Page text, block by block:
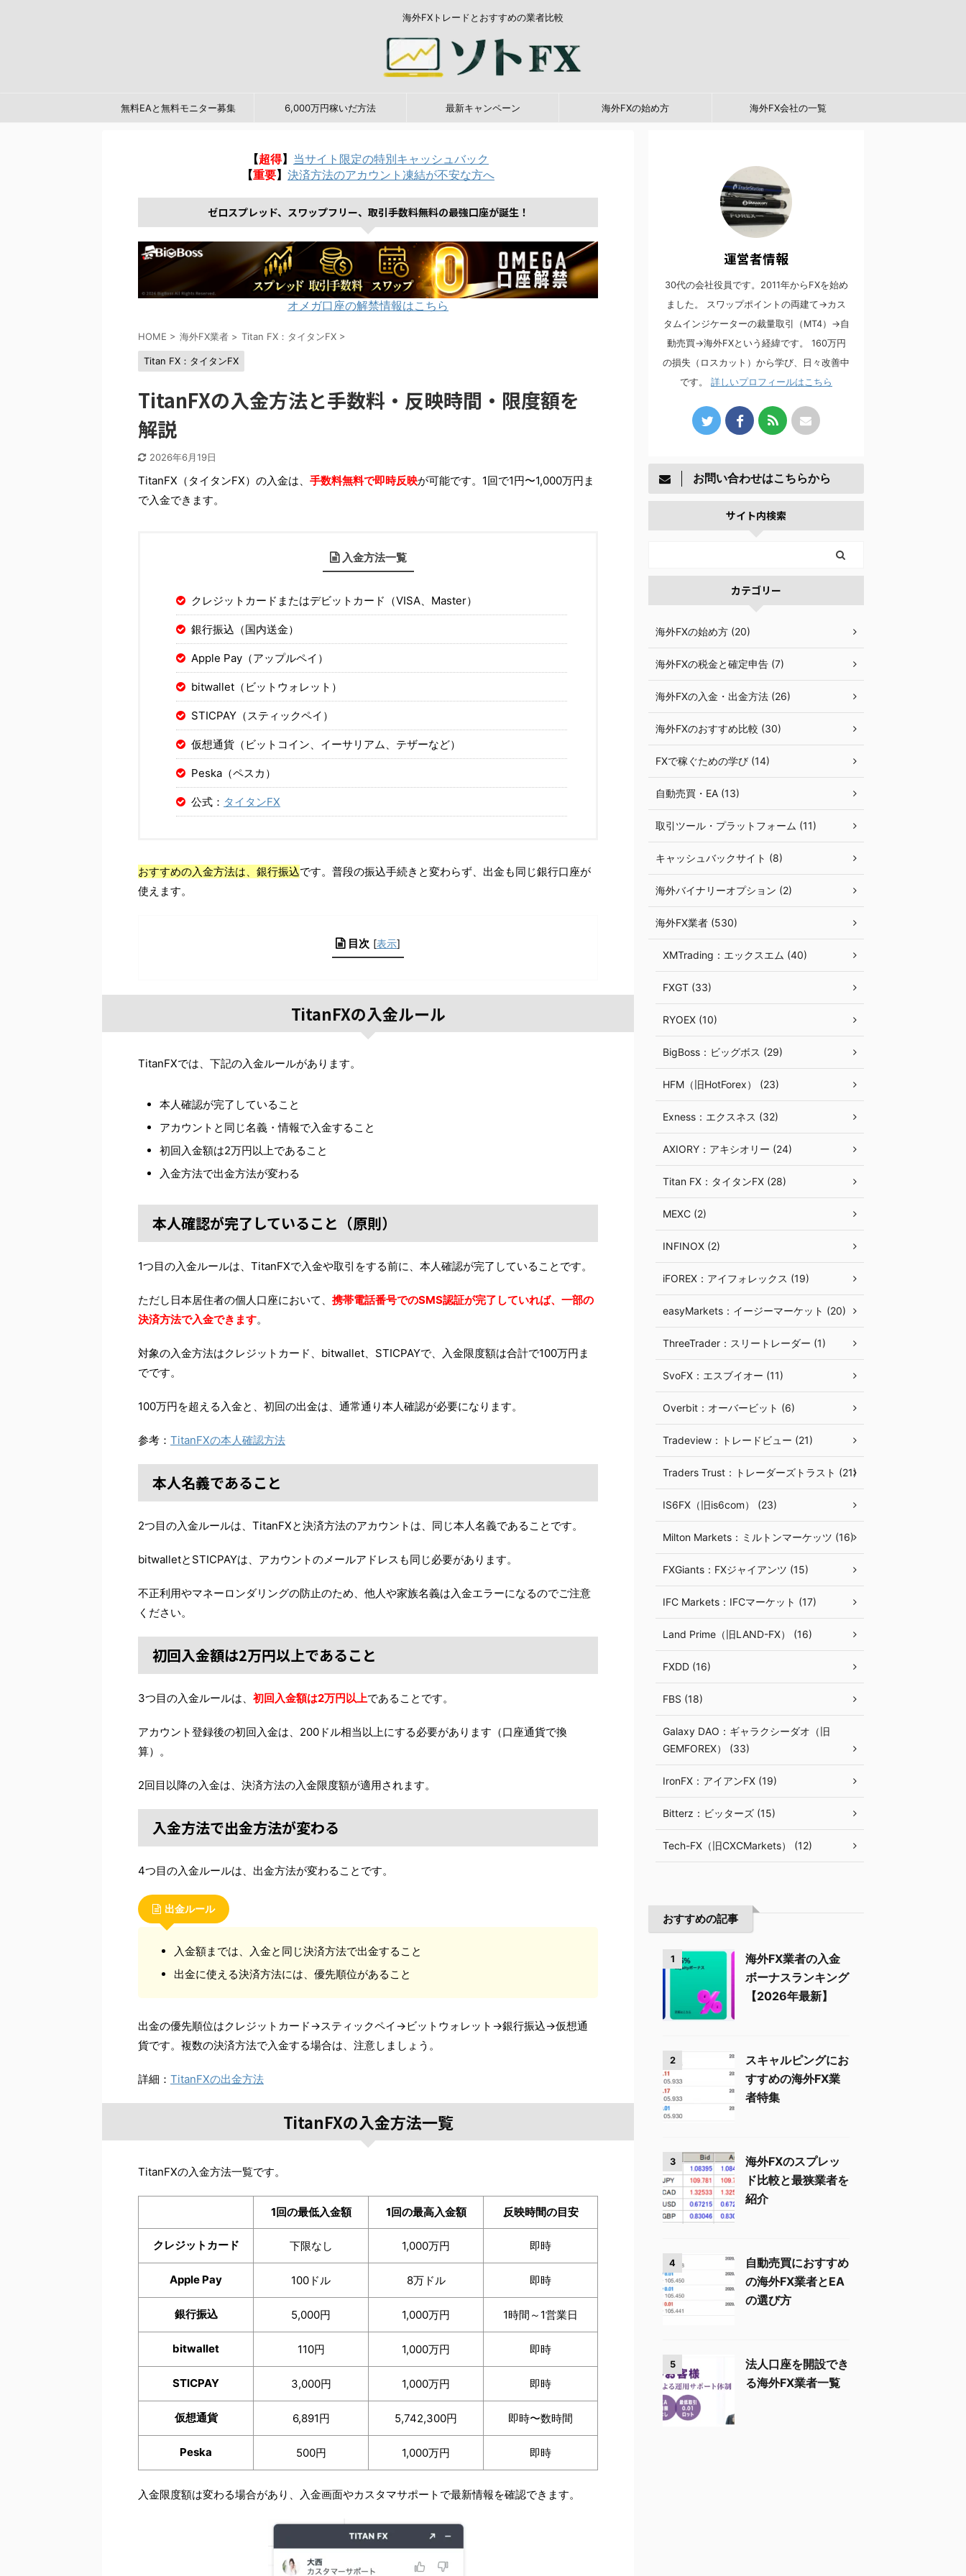
海外FXトレードとおすすめの業者比較
無料EAと無料モニター募集 6,000万円稼いだ方法 最新キャンペーン 海外FXの始め方 海外FX会社の一覧
【超得】 当サイト限定の特別キャッシュバック
【重要】 決済方法のアカウント凍結が不安な方へ
ゼロスプレッド、スワップフリー、取引手数料無料の最強口座が誕生！
オメガ口座の解禁情報はこちら
HOME > 海外FX業者 > Titan FX：タイタンFX >
Titan FX：タイタンFX
TitanFXの入金方法と手数料・反映時間・限度額を
解説
2026年6月19日
TitanFX（タイタンFX）の入金は、 手数料無料で即時反映が可能です。1回で1円〜1,000万円ま
で入金できます。
入金方法一覧
クレジットカードまたはデビットカード（VISA、Master）
銀行振込（国内送金）
Apple Pay（アップルペイ）
bitwallet（ビットウォレット）
STICPAY（スティックペイ）
仮想通貨（ビットコイン、イーサリアム、テザーなど）
Peska（ペスカ）
公式： タイタンFX
おすすめの入金方法は、銀行振込です。普段の振込手続きと変わらず、出金も同じ銀行口座が
使えます。
目次 [表示]
TitanFXの入金ルール
TitanFXでは、下記の入金ルールがあります。
本人確認が完了していること
アカウントと同じ名義・情報で入金すること
初回入金額は2万円以上であること
入金方法で出金方法が変わる
本人確認が完了していること（原則）
1つ目の入金ルールは、TitanFXで入金や取引をする前に、本人確認が完了していることです。
ただし日本居住者の個人口座において、 携帯電話番号でのSMS認証が完了していれば、一部の
決済方法で入金できます。
対象の入金方法はクレジットカード、bitwallet、STICPAYで、入金限度額は合計で100万円ま
でです。
100万円を超える入金と、初回の出金は、通常通り本人確認が必要になります。
参考： TitanFXの本人確認方法
本人名義であること
2つ目の入金ルールは、TitanFXと決済方法のアカウントは、同じ本人名義であることです。
bitwalletとSTICPAYは、アカウントのメールアドレスも同じ必要があります。
不正利用やマネーロンダリングの防止のため、他人や家族名義は入金エラーになるのでご注意
ください。
初回入金額は2万円以上であること
3つ目の入金ルールは、 初回入金額は2万円以上であることです。
アカウント登録後の初回入金は、200ドル相当以上にする必要があります（口座通貨で換
算）。
2回目以降の入金は、決済方法の入金限度額が適用されます。
入金方法で出金方法が変わる
4つ目の入金ルールは、出金方法が変わることです。
出金ルール
入金額までは、入金と同じ決済方法で出金すること
出金に使える決済方法には、優先順位があること
出金の優先順位はクレジットカード→スティックペイ→ビットウォレット→銀行振込→仮想通
貨です。複数の決済方法で入金する場合は、注意しましょう。
詳細： TitanFXの出金方法
TitanFXの入金方法一覧
TitanFXの入金方法一覧です。
1回の最低入金額 1回の最高入金額 反映時間の目安
クレジットカード 下限なし 1,000万円 即時
Apple Pay 100ドル 8万ドル 即時
銀行振込 5,000円 1,000万円 1時間～1営業日
bitwallet 110円 1,000万円 即時
STICPAY 3,000円 1,000万円 即時
仮想通貨 6,891円 5,742,300円 即時〜数時間
Peska 500円 1,000万円 即時
入金限度額は変わる場合があり、入金画面やカスタマサポートで最新情報を確認できます。
運営者情報
30代の会社役員です。2011年からFXを始め
ました。 スワップポイントの両建て→カス
タムインジケーターの裁量取引（MT4）→自
動売買→海外FXという経緯です。 160万円
の損失（ロスカット）から学び、日々改善中
です。 詳しいプロフィールはこちら
お問い合わせはこちらから
サイト内検索
カテゴリー
海外FXの始め方 (20)
海外FXの税金と確定申告 (7)
海外FXの入金・出金方法 (26)
海外FXのおすすめ比較 (30)
FXで稼ぐための学び (14)
自動売買・EA (13)
取引ツール・プラットフォーム (11)
キャッシュバックサイト (8)
海外バイナリーオプション (2)
海外FX業者 (530)
XMTrading：エックスエム (40)
FXGT (33)
RYOEX (10)
BigBoss：ビッグボス (29)
HFM（旧HotForex） (23)
Exness：エクスネス (32)
AXIORY：アキシオリー (24)
Titan FX：タイタンFX (28)
MEXC (2)
INFINOX (2)
iFOREX：アイフォレックス (19)
easyMarkets：イージーマーケット (20)
ThreeTrader：スリートレーダー (1)
SvoFX：エスブイオー (11)
Overbit：オーバービット (6)
Tradeview：トレードビュー (21)
Traders Trust：トレーダーズトラスト (21)
IS6FX（旧is6com） (23)
Milton Markets：ミルトンマーケッツ (16)
FXGiants：FXジャイアンツ (15)
IFC Markets：IFCマーケット (17)
Land Prime（旧LAND-FX） (16)
FXDD (16)
FBS (18)
Galaxy DAO：ギャラクシーダオ（旧
GEMFOREX） (33)
IronFX：アイアンFX (19)
Bitterz：ビッターズ (15)
Tech-FX（旧CXCMarkets） (12)
おすすめの記事
1
海外FX業者の入金
ボーナスランキング
【2026年最新】
2
スキャルピングにお
すすめの海外FX業
者特集
3
海外FXのスプレッ
ド比較と最狭業者を
紹介
4
自動売買におすすめ
の海外FX業者とEA
の選び方
5
法人口座を開設でき
る海外FX業者一覧